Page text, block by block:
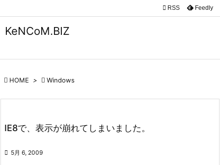
KeNCoM.BIZ

 RSS Feedly
 HOME >  Windows
IE8で、表示が崩れてしまいました。
 5月 6, 2009